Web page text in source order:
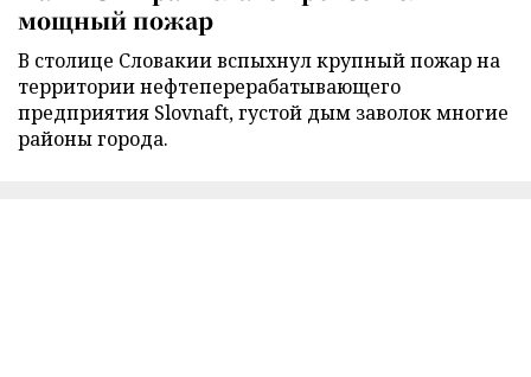
мощный пожар
В столице Словакии вспыхнул крупный пожар на
территории нефтеперерабатывающего
предприятия Slovnaft, густой дым заволок многие
районы города.